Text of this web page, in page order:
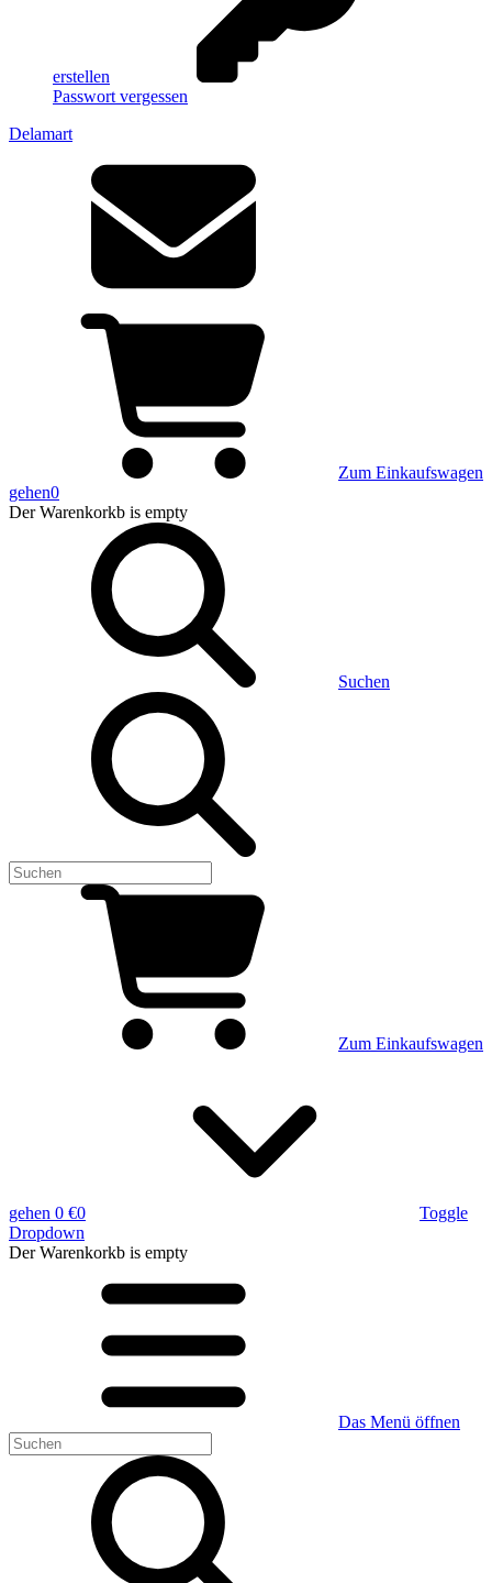
erstellen
Passwort vergessen
Delamart
Zum Einkaufswagen
gehen0
Der Warenkorkb is empty
Suchen
Zum Einkaufswagen
gehen 0 €0
Toggle
Dropdown
Der Warenkorkb is empty
Das Menü öffnen